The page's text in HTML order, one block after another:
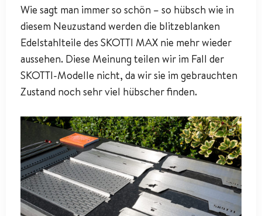
Wie sagt man immer so schön – so hübsch wie in
diesem Neuzustand werden die blitzeblanken
Edelstahlteile des SKOTTI MAX nie mehr wieder
aussehen. Diese Meinung teilen wir im Fall der
SKOTTI-Modelle nicht, da wir sie im gebrauchten
Zustand noch sehr viel hübscher finden.